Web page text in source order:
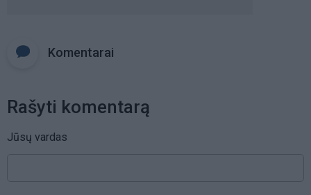
Komentarai
Rašyti komentarą
Jūsų vardas